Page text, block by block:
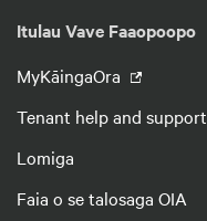
Itulau Vave Faaopoopo
MyKāingaOra
Tenant help and support
Lomiga
Faia o se talosaga OIA